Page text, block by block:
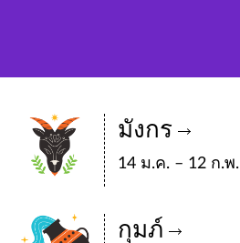
มังกร
14 ม.ค. – 12 ก.พ.
กุมภ์